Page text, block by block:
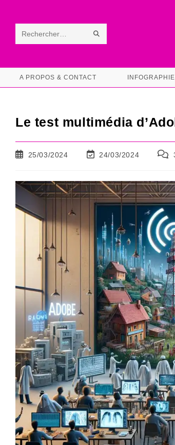
contentRechercher
ce RECHERCHE
A PROPOS & CONTACT
Le test multimédia
Publication
25/03/2024
Dernière
la
publication :
24/03/2024